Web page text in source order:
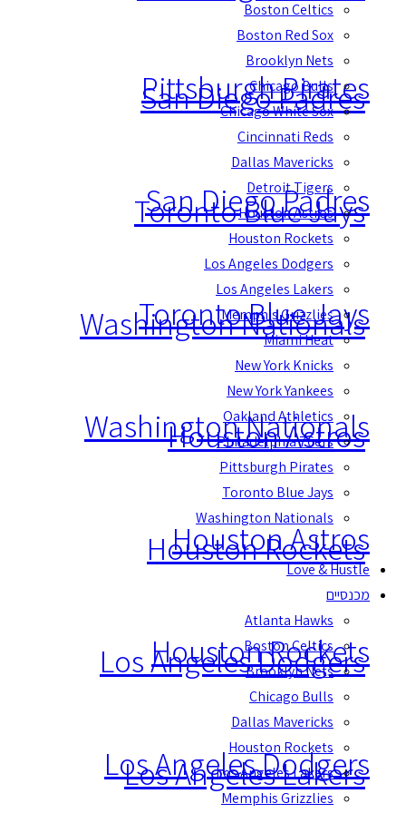
San Diego Padres
Toronto Blue Jays
Washington Nationals
Houston Astros
Houston Rockets
Los Angeles Dodgers
Los Angeles Lakers
Pittsburgh Pirates
San Diego Padres
Toronto Blue Jays
Washington Nationals
Houston Astros
Houston Rockets
Los Angeles Dodgers
Boston Celtics
Boston Red Sox
Brooklyn Nets
Chicago Bulls
Chicago White Sox
Cincinnati Reds
Dallas Mavericks
Detroit Tigers
Houston Astros
Houston Rockets
Los Angeles Dodgers
Los Angeles Lakers
Memphis Grizzlies
Miami Heat
New York Knicks
New York Yankees
Oakland Athletics
Philadelphia 76ers
Pittsburgh Pirates
Toronto Blue Jays
Washington Nationals
Love & Hustle
מכנסיים
Atlanta Hawks
Boston Celtics
Brooklyn Nets
Chicago Bulls
Dallas Mavericks
Houston Rockets
Los Angeles Lakers
Memphis Grizzlies